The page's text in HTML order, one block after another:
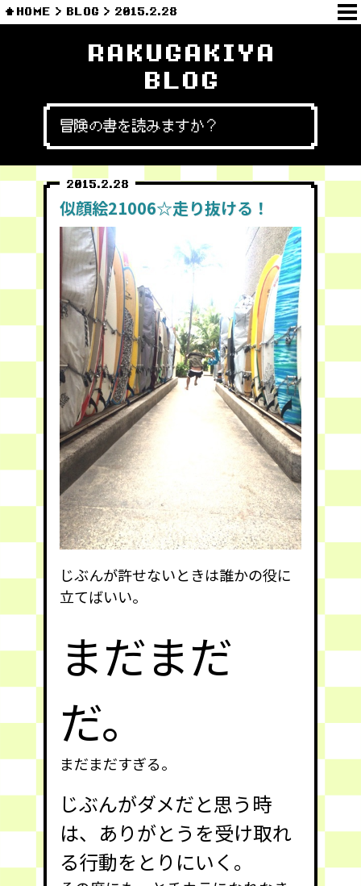
HOME BLOG 2015.2.28
RAKUGAKIYA
BLOG
冒険の書を読みますか？
2015.2.28
似顔絵21006☆走り抜ける！
じぶんが許せないときは誰かの役に
立てばいい。
まだまだ
だ。
まだまだすぎる。
じぶんがダメだと思う時
は、ありがとうを受け取れ
る行動をとりにいく。